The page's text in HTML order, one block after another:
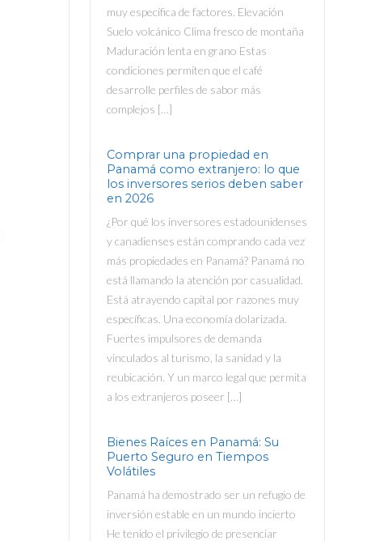
muy específica de factores. Elevación
Suelo volcánico Clima fresco de montaña
Maduración lenta en grano Estas
condiciones permiten que el café
desarrolle perfiles de sabor más
complejos […]
Comprar una propiedad en
Panamá como extranjero: lo que
los inversores serios deben saber
en 2026
¿Por qué los inversores estadounidenses
y canadienses están comprando cada vez
más propiedades en Panamá? Panamá no
está llamando la atención por casualidad.
Está atrayendo capital por razones muy
específicas. Una economía dolarizada.
Fuertes impulsores de demanda
vinculados al turismo, la sanidad y la
reubicación. Y un marco legal que permita
a los extranjeros poseer […]
Bienes Raíces en Panamá: Su
Puerto Seguro en Tiempos
Volátiles
Panamá ha demostrado ser un refugio de
inversión estable en un mundo incierto
He tenido el privilegio de presenciar